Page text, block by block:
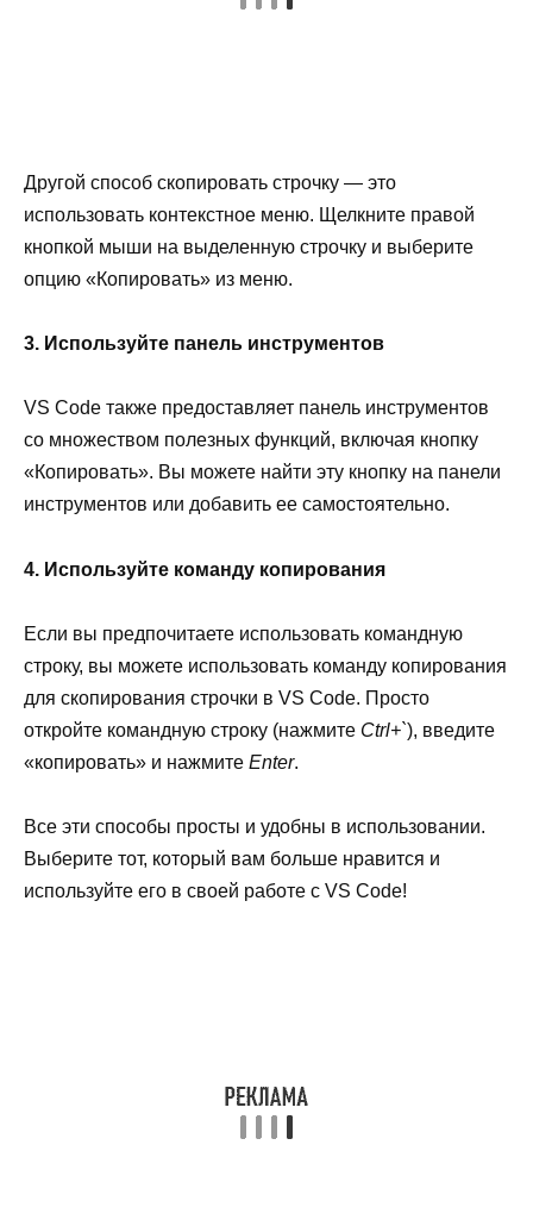
Другой способ скопировать строчку — это
использовать контекстное меню. Щелкните правой
кнопкой мыши на выделенную строчку и выберите
опцию «Копировать» из меню.
3. Используйте панель инструментов
VS Code также предоставляет панель инструментов
со множеством полезных функций, включая кнопку
«Копировать». Вы можете найти эту кнопку на панели
инструментов или добавить ее самостоятельно.
4. Используйте команду копирования
Если вы предпочитаете использовать командную
строку, вы можете использовать команду копирования
для скопирования строчки в VS Code. Просто
откройте командную строку (нажмите Ctrl+`), введите
«копировать» и нажмите Enter.
Все эти способы просты и удобны в использовании.
Выберите тот, который вам больше нравится и
используйте его в своей работе с VS Code!